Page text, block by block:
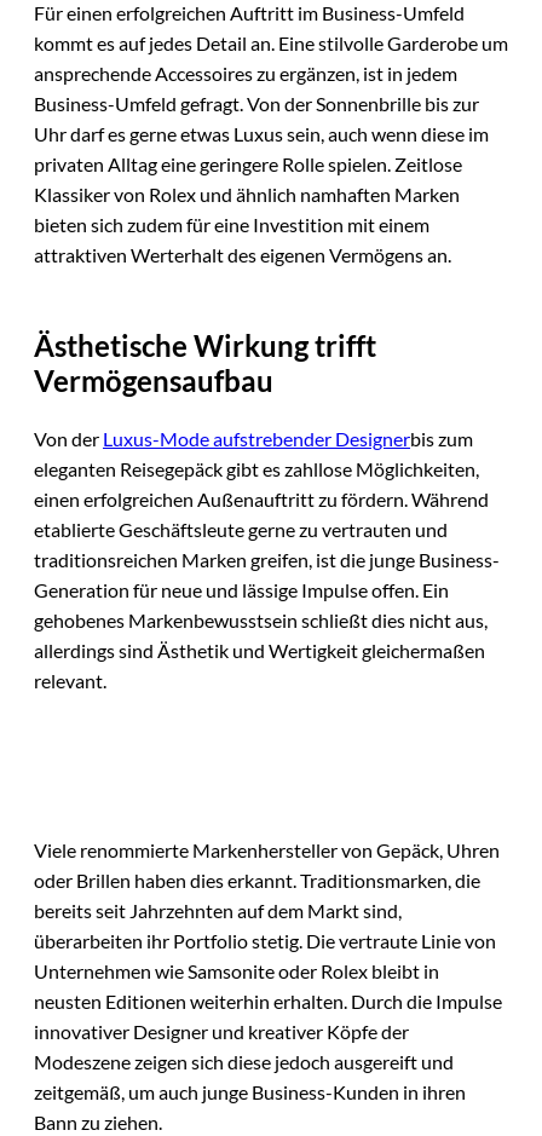
Für einen erfolgreichen Auftritt im Business-Umfeld
kommt es auf jedes Detail an. Eine stilvolle Garderobe um
ansprechende Accessoires zu ergänzen, ist in jedem
Business-Umfeld gefragt. Von der Sonnenbrille bis zur
Uhr darf es gerne etwas Luxus sein, auch wenn diese im
privaten Alltag eine geringere Rolle spielen. Zeitlose
Klassiker von Rolex und ähnlich namhaften Marken
bieten sich zudem für eine Investition mit einem
attraktiven Werterhalt des eigenen Vermögens an.
Ästhetische Wirkung trifft
Vermögensaufbau
Von der Luxus-Mode aufstrebender Designerbis zum
eleganten Reisegepäck gibt es zahllose Möglichkeiten,
einen erfolgreichen Außenauftritt zu fördern. Während
etablierte Geschäftsleute gerne zu vertrauten und
traditionsreichen Marken greifen, ist die junge Business-
Generation für neue und lässige Impulse offen. Ein
gehobenes Markenbewusstsein schließt dies nicht aus,
allerdings sind Ästhetik und Wertigkeit gleichermaßen
relevant.
Viele renommierte Markenhersteller von Gepäck, Uhren
oder Brillen haben dies erkannt. Traditionsmarken, die
bereits seit Jahrzehnten auf dem Markt sind,
überarbeiten ihr Portfolio stetig. Die vertraute Linie von
Unternehmen wie Samsonite oder Rolex bleibt in
neusten Editionen weiterhin erhalten. Durch die Impulse
innovativer Designer und kreativer Köpfe der
Modeszene zeigen sich diese jedoch ausgereift und
zeitgemäß, um auch junge Business-Kunden in ihren
Bann zu ziehen.